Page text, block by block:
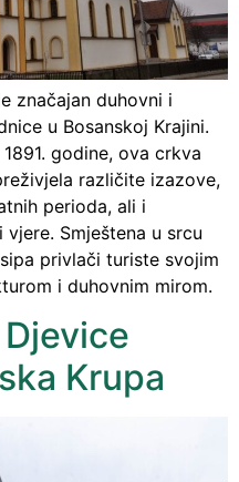
značajan duhovni i
u Bosanskoj Krajini.
godine, ova crkva
različite izazove,
perioda, ali i
Smještena u srcu
privlači turiste svojim
i duhovnim mirom.
Krupa